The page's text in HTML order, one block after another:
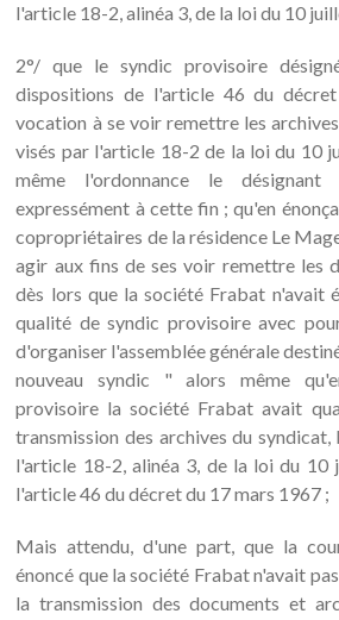
l'article 18-2, alinéa 3, de la loi du 10
2°/ que le syndic provisoire
dispositions de l'article 46 du
vocation à se voir remettre les
visés par l'article 18-2 de la loi du 10
même l'ordonnance le
expressément à cette fin ; qu'en
copropriétaires de la résidence Le
agir aux fins de ses voir remettre les
dès lors que la société Frabat n'avait
qualité de syndic provisoire avec
d'organiser l'assemblée générale
nouveau syndic " alors même
provisoire la société Frabat avait
transmission des archives du
l'article 18-2, alinéa 3, de la loi du 10
l'article 46 du décret du 17 mars 1967 ;
Mais attendu, d'une part, que la
énoncé que la société Frabat n'avait
la transmission des documents et